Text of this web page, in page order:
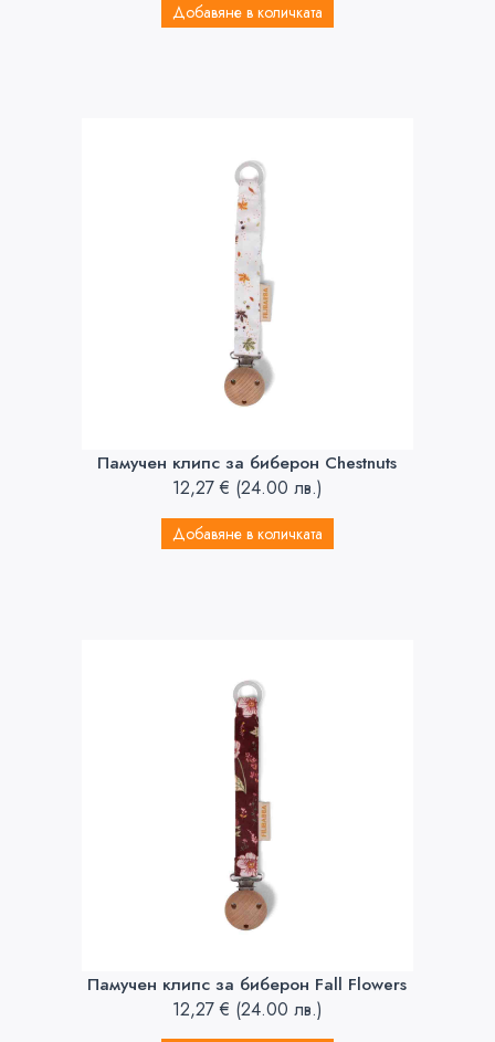
Добавяне в количката
Памучен клипс за биберон Chestnuts
12,27€ (24.00 лв.)
Добавяне в количката
Памучен клипс за биберон Fall Flowers
12,27€ (24.00 лв.)